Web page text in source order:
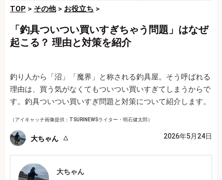
TOP > その他> お役立ち >
「釣具ついつい買いすぎちゃう問題」はなぜ
起こる？ 理由と対策を紹介
釣り人から「沼」「魔界」と称される釣具屋。そう呼ばれる
理由は、買う気がなくてもついつい買いすぎてしまうからで
す。釣具ついつい買いすぎ問題と対策について紹介します。
（アイキャッチ画像提供：TSURINEWSライター・明石健太郎）
大ちゃん 2026年5月24日
大ちゃん